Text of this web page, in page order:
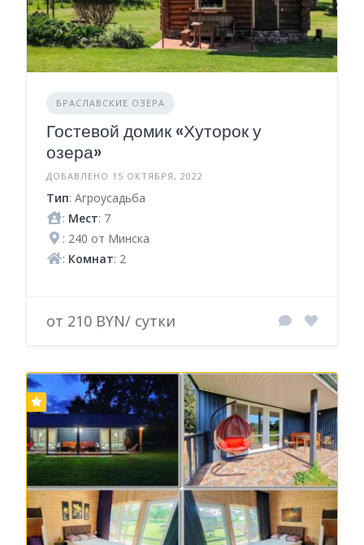
БРАСЛАВСКИЕ ОЗЕРА
Гостевой домик «Хуторок у
озера»
ДОБАВЛЕНО 15 ОКТЯБРЯ, 2022
Тип: Агроусадьба
: Мест: 7
: 240 от Минска
: Комнат: 2
от 210 BYN/ сутки